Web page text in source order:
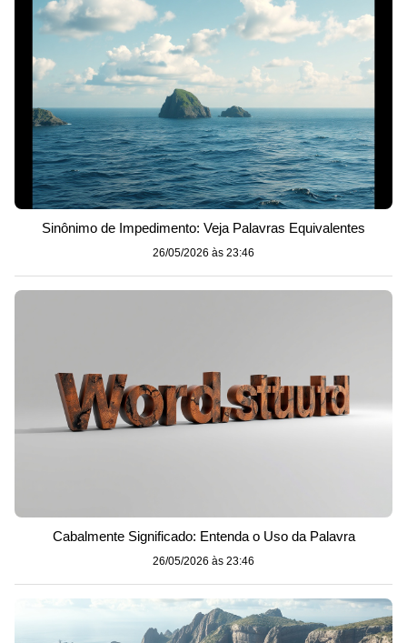
Sinônimo de Impedimento: Veja Palavras Equivalentes
26/05/2026 às 23:46
Cabalmente Significado: Entenda o Uso da Palavra
26/05/2026 às 23:46